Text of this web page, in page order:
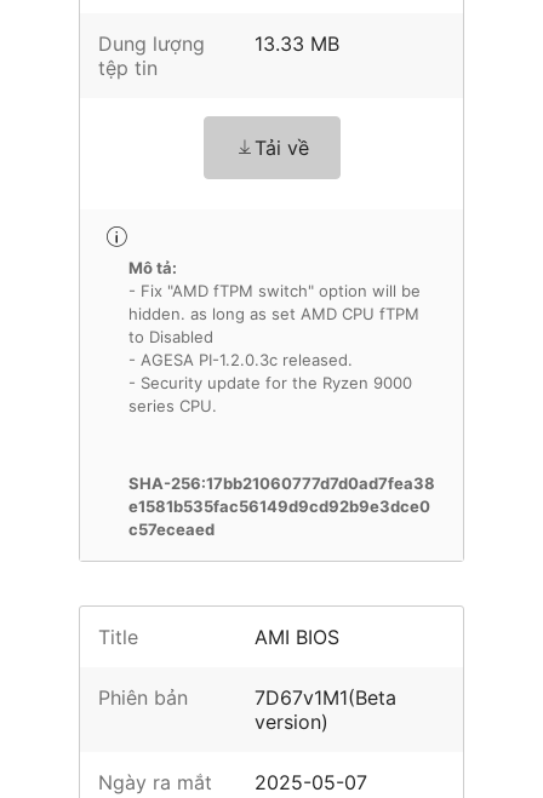
Dung lượng
tệp tin
13.33 MB
Tải về
Mô tả:
- Fix "AMD fTPM switch" option will be
hidden. as long as set AMD CPU fTPM
to Disabled
- AGESA PI-1.2.0.3c released.
- Security update for the Ryzen 9000
series CPU.
SHA-256:17bb21060777d7d0ad7fea38
e1581b535fac56149d9cd92b9e3dce0
c57eceaed
Title AMI BIOS
Phiên bản
7D67v1M1(Beta
version)
Ngày ra mắt 2025-05-07